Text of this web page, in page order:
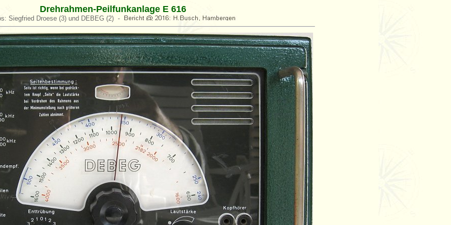
Drehrahmen-Peilfunkanlage E 616
Siegfried Droese (3) und DEBEG (2) -